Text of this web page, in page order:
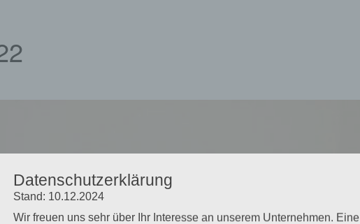
Datenschutzerklärung
Stand: 10.12.2024
Wir freuen uns sehr über Ihr Interesse an unserem Unternehmen. Eine